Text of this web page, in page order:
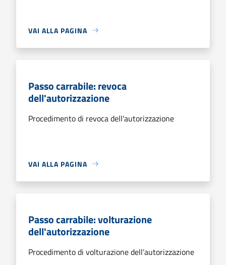
VAI ALLA PAGINA
Passo carrabile: revoca
dell'autorizzazione
Procedimento di revoca dell'autorizzazione
VAI ALLA PAGINA
Passo carrabile: volturazione
dell'autorizzazione
Procedimento di volturazione dell'autorizzazione